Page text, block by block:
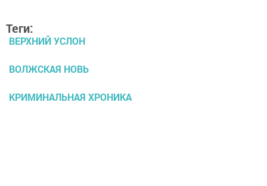
Теги:
ВЕРХНИЙ УСЛОН
ВОЛЖСКАЯ НОВЬ
КРИМИНАЛЬНАЯ ХРОНИКА